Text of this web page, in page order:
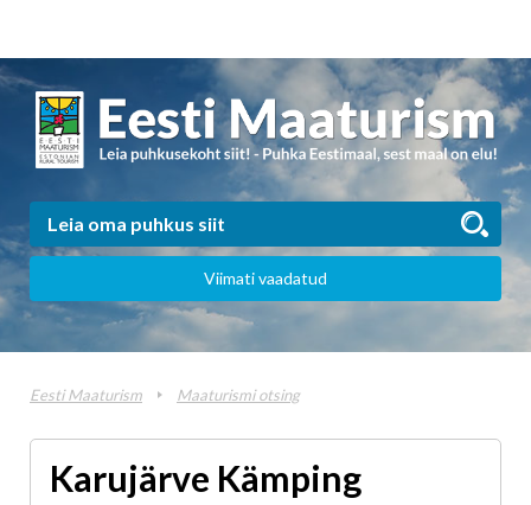
Viimati vaadatud
Eesti Maaturism Maaturismi otsing
Karujärve Kämping